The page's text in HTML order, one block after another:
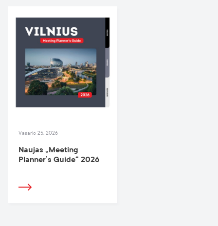
Vasario 25, 2026
Naujas „Meeting
Planner’s Guide“ 2026